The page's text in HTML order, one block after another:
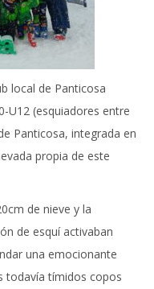
local de Panticosa
U12 (esquiadores entre
Panticosa, integrada en
propia de este
de nieve y la
de esquí activaban
una emocionante
todavía tímidos copos